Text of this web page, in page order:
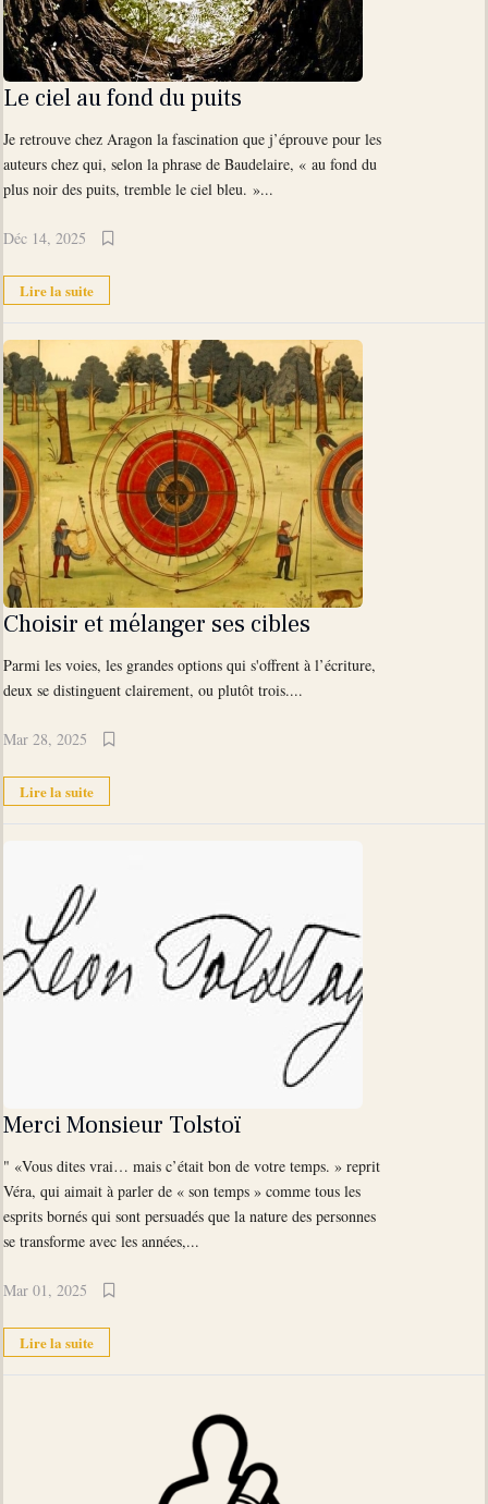
Le ciel au fond du puits
Je retrouve chez Aragon la fascination que j’éprouve pour les
auteurs chez qui, selon la phrase de Baudelaire, « au fond du
plus noir des puits, tremble le ciel bleu. »...
Déc 14, 2025
Lire la suite
Choisir et mélanger ses cibles
Parmi les voies, les grandes options qui s'offrent à l’écriture,
deux se distinguent clairement, ou plutôt trois....
Mar 28, 2025
Lire la suite
Merci Monsieur Tolstoï
" «Vous dites vrai… mais c’était bon de votre temps. » reprit
Véra, qui aimait à parler de « son temps » comme tous les
esprits bornés qui sont persuadés que la nature des personnes
se transforme avec les années,...
Mar 01, 2025
Lire la suite